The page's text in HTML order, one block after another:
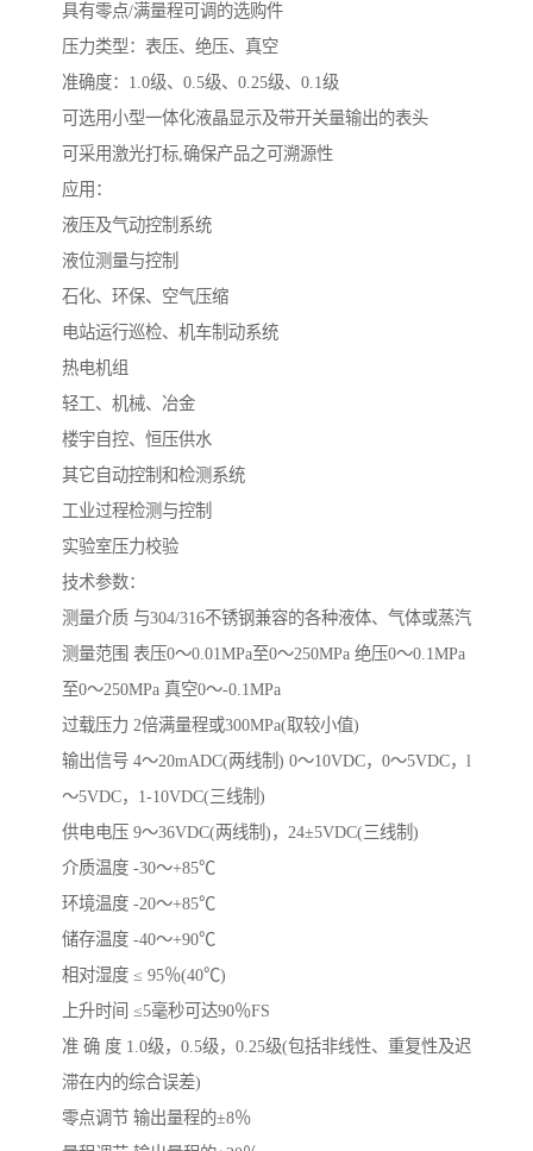
具有零点/满量程可调的选购件
压力类型：表压、绝压、真空
准确度：1.0级、0.5级、0.25级、0.1级
可选用小型一体化液晶显示及带开关量输出的表头
可采用激光打标,确保产品之可溯源性
应用：
液压及气动控制系统
液位测量与控制
石化、环保、空气压缩
电站运行巡检、机车制动系统
热电机组
轻工、机械、冶金
楼宇自控、恒压供水
其它自动控制和检测系统
工业过程检测与控制
实验室压力校验
技术参数：
测量介质 与304/316不锈钢兼容的各种液体、气体或蒸汽
测量范围 表压0～0.01MPa至0～250MPa 绝压0～0.1MPa
至0～250MPa 真空0～-0.1MPa
过载压力 2倍满量程或300MPa(取较小值)
输出信号 4～20mADC(两线制) 0～10VDC，0～5VDC，l
～5VDC，1-10VDC(三线制)
供电电压 9～36VDC(两线制)，24±5VDC(三线制)
介质温度 -30～+85℃
环境温度 -20～+85℃
储存温度 -40～+90℃
相对湿度 ≤ 95％(40℃)
上升时间 ≤5毫秒可达90％FS
准 确 度 1.0级，0.5级，0.25级(包括非线性、重复性及迟
滞在内的综合误差)
零点调节 输出量程的±8％